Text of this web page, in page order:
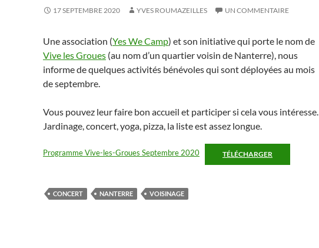
17 SEPTEMBRE 2020 YVES ROUMAZEILLES UN COMMENTAIRE
Une association (Yes We Camp) et son initiative qui porte le nom de
Vive les Groues (au nom d’un quartier voisin de Nanterre), nous
informe de quelques activités bénévoles qui sont déployées au mois
de septembre.
Vous pouvez leur faire bon accueil et participer si cela vous intéresse.
Jardinage, concert, yoga, pizza, la liste est assez longue.
Programme Vive-les-Groues Septembre 2020 TÉLÉCHARGER
CONCERT NANTERRE VOISINAGE